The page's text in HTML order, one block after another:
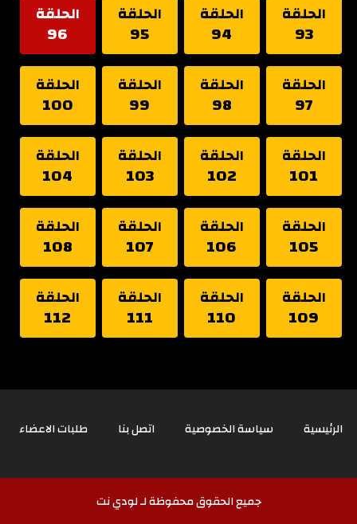
الحلقة
93
الحلقة
94
الحلقة
95
الحلقة
96
الحلقة
97
الحلقة
98
الحلقة
99
الحلقة
100
الحلقة
101
الحلقة
102
الحلقة
103
الحلقة
104
الحلقة
105
الحلقة
106
الحلقة
107
الحلقة
108
الحلقة
109
الحلقة
110
الحلقة
111
الحلقة
112
الرئيسية سياسة الخصوصية اتصل بنا طلبات الاعضاء
جميع الحقوق محفوظة لـ لودي نت